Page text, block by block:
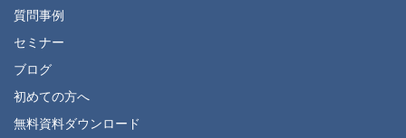
質問事例
セミナー
ブログ
初めての方へ
無料資料ダウンロード